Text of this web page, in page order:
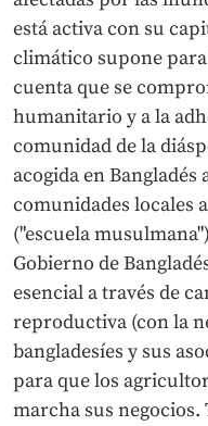
está activa con su
climático supone
cuenta que se
humanitario y a la
comunidad de la
acogida en
comunidades locales
("escuela
Gobierno de
esencial a través de
reproductiva (con la
bangladesíes y sus
para que los
marcha sus